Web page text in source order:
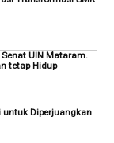
UIN Mataram.
tetap Hidup
untuk Diperjuangkan